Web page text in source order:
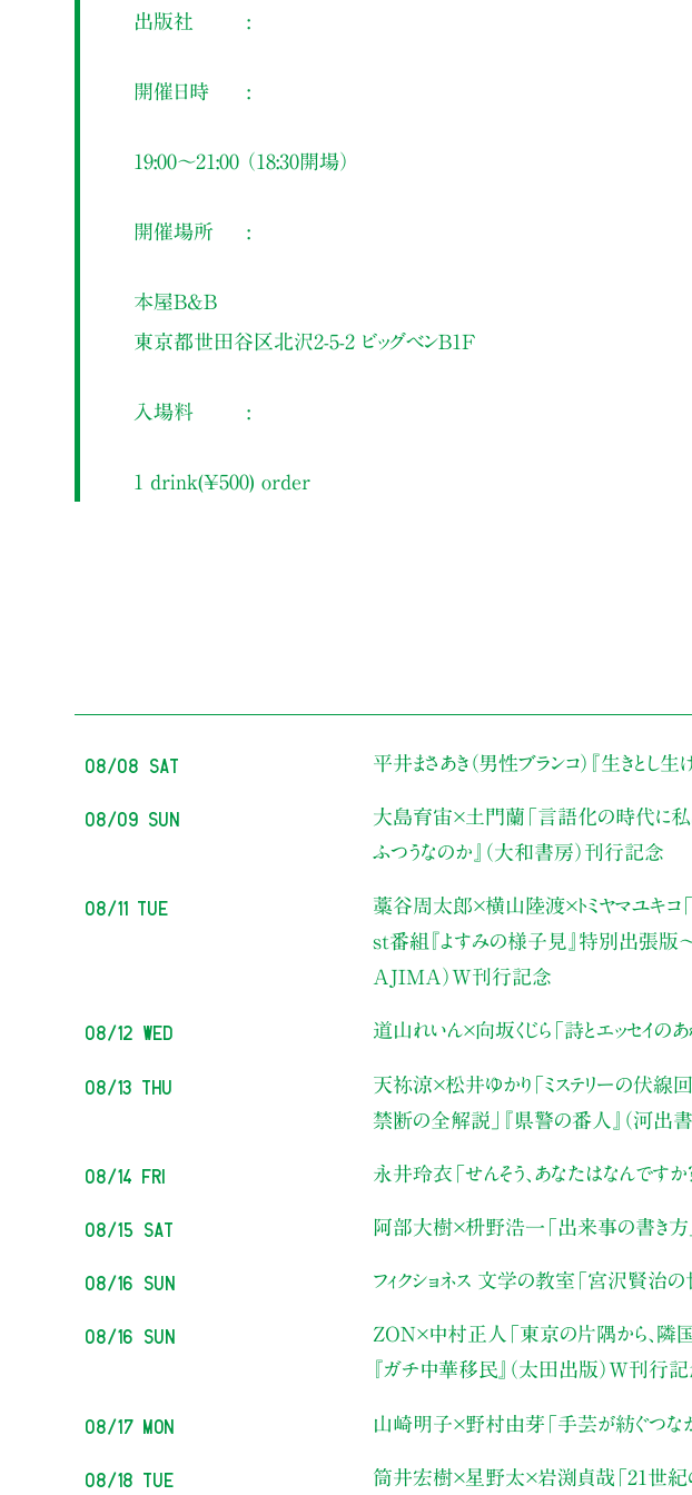
出版社
開催日時
19:00～21:00 （18:30開場）
開催場所
本屋B&B
東京都世田谷区北沢2-5-2 ビッグベンB1F
入場料
1 drink(¥500) order
08/08 Sat 平井まさあき（男性ブランコ） 『生きとし
08/09 Sun 大島育宙×土門蘭 「言語化の時代に私
ふつうなのか』（大和書房）刊行記念
08/11 Tue 藁谷周太郎×横山陸渡×トミヤマユキコ
st番組『よすみの様子見』特別出張版〜
AJIMA）W刊行記念
08/12 Wed 道山れいん×向坂くじら 「詩とエッセイのあ
08/13 Thu 天祢涼×松井ゆかり 「ミステリーの伏
禁断の全解説」
『県警の番人』（河出
08/14 Fri 永井玲衣 「せんそう、あなたはなんですか？
08/15 Sat 阿部大樹×枡野浩一 「出来事の書き方」
08/16 Sun フィクショネス 文学の教室 「宮沢賢治の
08/16 Sun ZON×中村正人 「東京の片隅から、隣国
『ガチ中華移民』（太田出版）W刊行
08/17 Mon 山崎明子×野村由芽 「手芸が紡ぐつなが
08/18 Tue 筒井宏樹×星野太×岩渕貞哉 「21世